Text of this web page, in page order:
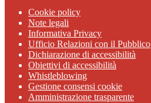
Cookie policy
Note legali
Informativa Privacy
Ufficio Relazioni con il Pubblico
Dichiarazione di accessibilità
Obiettivi di accessibilità
Whistleblowing
Gestione consensi cookie
Amministrazione trasparente